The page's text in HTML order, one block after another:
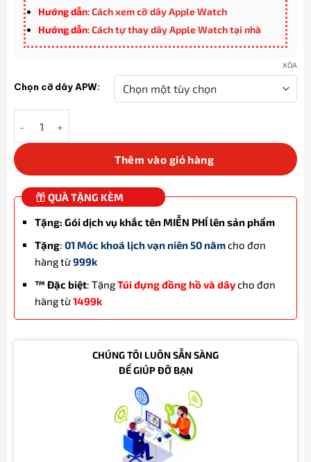
Hướng dẫn:Cách xem cỡ dây Apple Watch
Hướng dẫn:Cách tự thay dây Apple Watch tại nhà
Chọn cỡ dây APW:
XÓA
Thêm vào giỏ hàng
QUÀ TẶNG KÈM
Tặng: Gói dịch vụ khắc tên MIỄN PHÍ lên sản phẩm
Tặng:01 Móc khoá lịch vạn niên 50 nămcho đơn
hàng từ999k
™ Đặc biệt: TặngTúi đựng đồng hồ và dâycho đơn
hàng từ1499k
CHÚNG TÔI LUÔN SẴN SÀNG
ĐỂ GIÚP ĐỠ BẠN